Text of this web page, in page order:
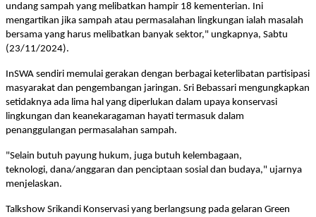
undang sampah yang melibatkan hampir 18 kementerian. Ini
mengartikan jika sampah atau permasalahan lingkungan ialah masalah
bersama yang harus melibatkan banyak sektor," ungkapnya, Sabtu
(23/11/2024).
InSWA sendiri memulai gerakan dengan berbagai keterlibatan partisipasi
masyarakat dan pengembangan jaringan. Sri Bebassari mengungkapkan
setidaknya ada lima hal yang diperlukan dalam upaya konservasi
lingkungan dan keanekaragaman hayati termasuk dalam
penanggulangan permasalahan sampah.
"Selain butuh payung hukum, juga butuh kelembagaan,
teknologi, dana/anggaran dan penciptaan sosial dan budaya," ujarnya
menjelaskan.
Talkshow Srikandi Konservasi yang berlangsung pada gelaran Green